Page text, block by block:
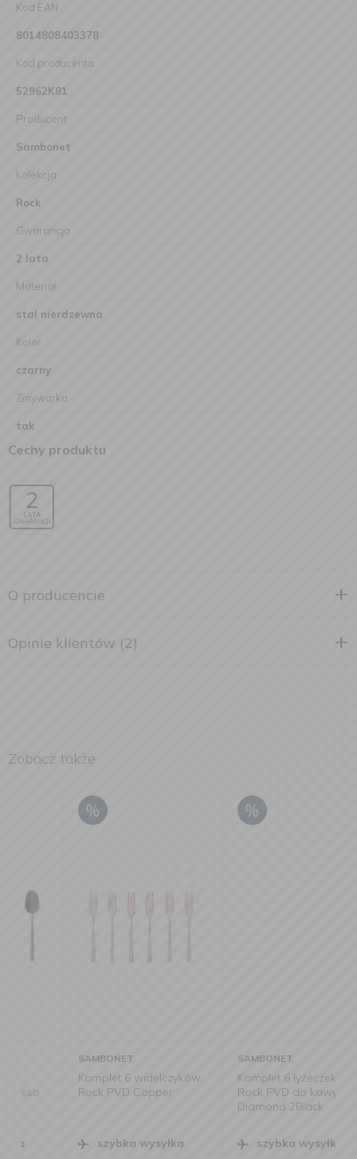
Kod EAN
8014808403378
Kod producenta
52962K81
Producent
Sambonet
kolekcja
Rock
Gwarancja
2 lata
Materiał
stal nierdzewna
Kolor
czarny
Zmywarka
tak
Cechy produktu
O producencie
Opinie klientów (2)
Zobacz także
SAMBONET
Komplet 6 widelczyków
Rock PVD Copper
szybka wysyłka
SAMBONET
Komplet 6 łyżeczek
Rock PVD do kawy
Diamond 2Black
szybka wysyłka